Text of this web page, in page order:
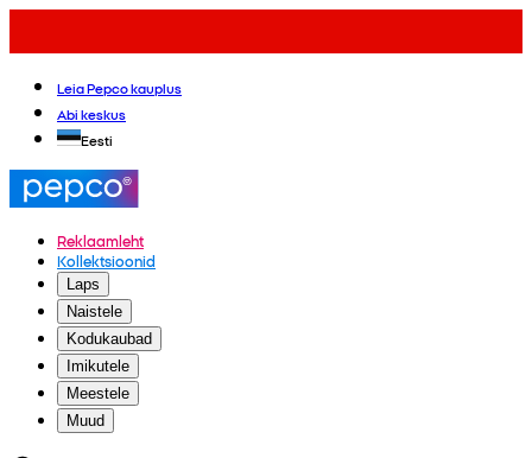
Leia Pepco kauplus
Abi keskus
Eesti
Reklaamleht
Kollektsioonid
Laps
Naistele
Kodukaubad
Imikutele
Meestele
Muud